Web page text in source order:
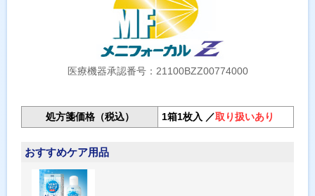
医療機器承認番号：21100BZZ00774000
処方箋価格（税込） 1箱1枚入 ／取り扱いあり
おすすめケア用品